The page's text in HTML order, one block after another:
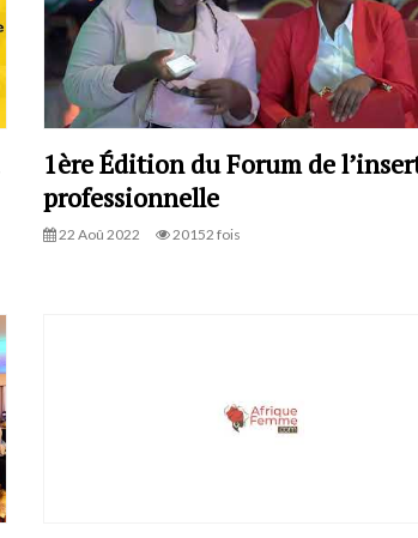
1ère Édition du Forum de
professionnelle
22 Aoû 2022 20152 fois